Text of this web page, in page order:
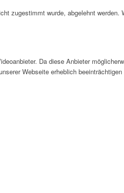
zugestimmt wurde, abgelehnt
Da diese Anbieter
Webseite erheblich